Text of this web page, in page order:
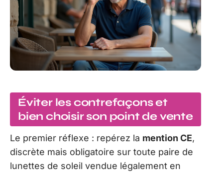
Éviter les contrefaçons et
bien choisir son point de vente
Le premier réflexe : repérez la mention CE,
discrète mais obligatoire sur toute paire de
lunettes de soleil vendue légalement en